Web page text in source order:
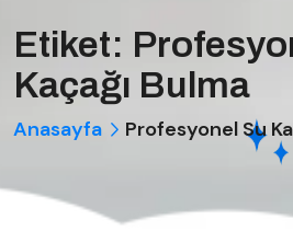
Etiket:
Kaçağı Bulma
Anasayfa Profesyonel Su